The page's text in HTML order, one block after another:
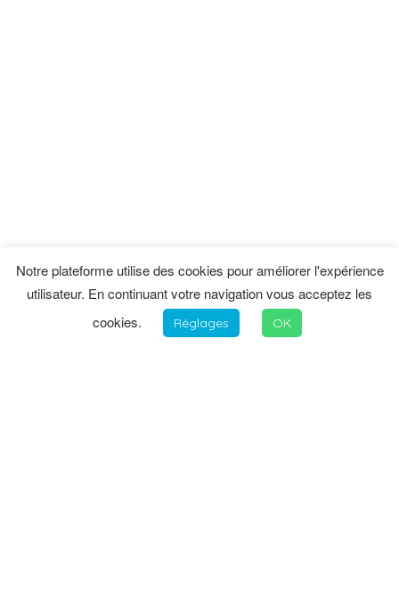
Notre plateforme utilise des cookies pour améliorer l'expérience
utilisateur. En continuant votre navigation vous acceptez les
cookies.
Réglages OK